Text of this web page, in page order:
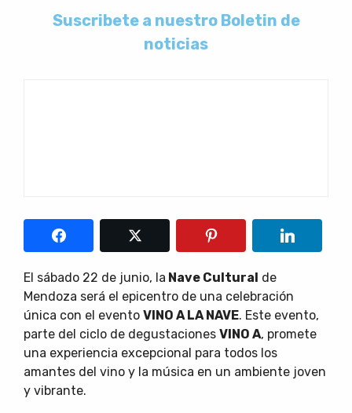
Suscribete a nuestro Boletin de
noticias
El sábado 22 de junio, la Nave Cultural de
Mendoza será el epicentro de una celebración
única con el evento VINO A LA NAVE. Este evento,
parte del ciclo de degustaciones VINO A, promete
una experiencia excepcional para todos los
amantes del vino y la música en un ambiente joven
y vibrante.